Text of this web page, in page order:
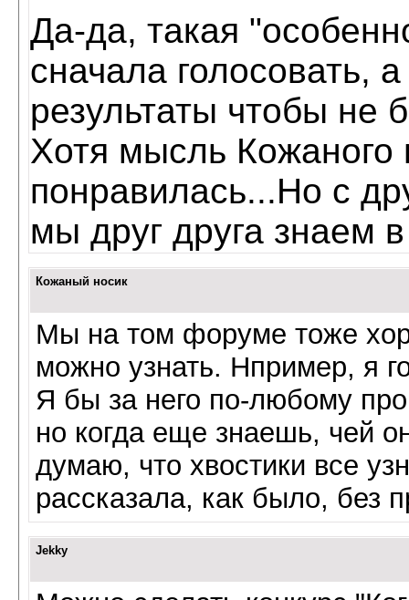
Да-да, такая
сначала голосовать,
результаты чтобы не
Хотя мысль Кожаного
понравилась...Но с
мы друг друга знаем
Кожаный носик
Мы на том форуме тоже
можно узнать. Нпример, я
Я бы за него по-любому
но когда еще знаешь, чей
думаю, что хвостики все
рассказала, как было, без
Jekky